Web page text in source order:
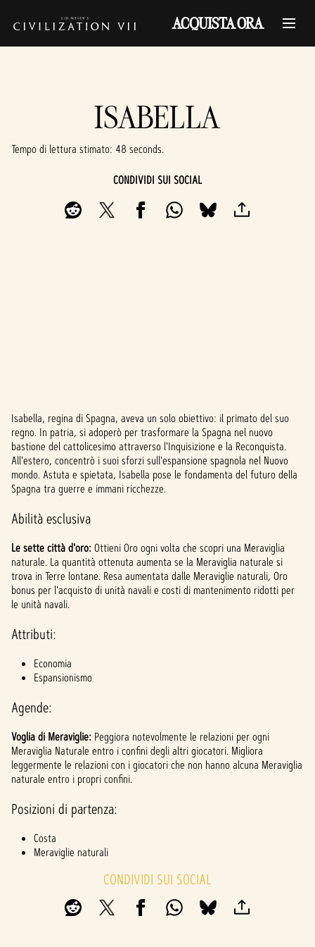
ACQUISTA ORA
ISABELLA
Tempo di lettura stimato 48 seconds
CONDIVIDI SUI SOCIAL
A
c
c
p
t
&
P
l
a
y
Clicca
ndo
su
Gioca
,
ti la
ca
Isabella, regina di Spagna, aveva un solo obiettivo: il primato del suo
regno. In patria, si adoperò per trasformare la Spagna nel nuovo
bastione del cattolicesimo attraverso l'Inquisizione e la Reconquista.
All'estero, concentrò i suoi sforzi sull'espansione spagnola nel Nuovo
mondo. Astuta e spietata, Isabella pose le fondamenta del futuro della
Spagna tra guerre e immani ricchezze.
Abilità esclusiva
Le sette città d'oro:Ottieni Oro ogni volta che scopri una Meraviglia
naturale. La quantità ottenuta aumenta se la Meraviglia naturale si
trova in Terre lontane. Resa aumentata dalle Meraviglie naturali, Oro
bonus per l'acquisto di unità navali e costi di mantenimento ridotti per
le unità navali.
Attributi:
Economia
Espansionismo
Agende:
Voglia di Meraviglie: Peggiora notevolmente le relazioni per ogni
Meraviglia Naturale entro i confini degli altri giocatori. Migliora
leggermente le relazioni con i giocatori che non hanno alcuna Meraviglia
naturale entro i propri confini.
Posizioni di partenza:
Costa
Meraviglie naturali
CONDIVIDI SUI SOCIAL